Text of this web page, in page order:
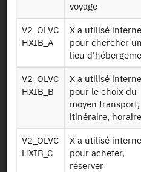
voyage
V2_OLVC
HXIB_A
X a utilisé internet :
pour chercher un
lieu
V2_OLVC
HXIB_B
X a utilisé internet :
pour le choix du
moyen transport,
itinéraire, horaire
V2_OLVC
HXIB_C
X a utilisé internet :
pour acheter,
réserver
Plan